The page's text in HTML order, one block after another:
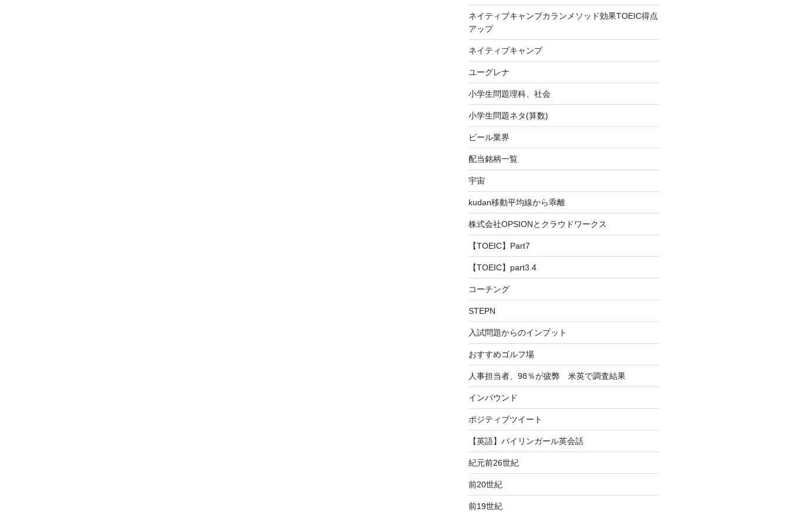
ネイティブキャンプカランメソッド効果TOEIC得点
アップ
ネイティブキャンプ
ユーグレナ
小学生問題理科、社会
小学生問題ネタ(算数)
ビール業界
配当銘柄一覧
宇宙
kudan移動平均線から乖離
株式会社OPSIONとクラウドワークス
【TOEIC】Part7
【TOEIC】part3.4
コーチング
STEPN
入試問題からのインプット
おすすめゴルフ場
人事担当者、98％が疲弊 米英で調査結果
インバウンド
ポジティブツイート
【英語】バイリンガール英会話
紀元前26世紀
前20世紀
前19世紀